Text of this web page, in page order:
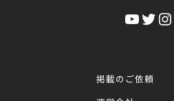
YouTube Twitter Instagram
掲載のご依頼